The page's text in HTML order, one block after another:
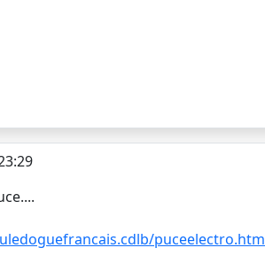
puceelectro.htm